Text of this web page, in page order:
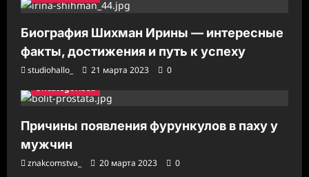
Биография Шихман Ирины — интересные
факты, достижения и путь к успеху
studiohallo_ 21 марта 2023
0
Uncategorised
Причины появления фурункулов в паху у
мужчин
znakcomstva_ 20 марта 2023 0